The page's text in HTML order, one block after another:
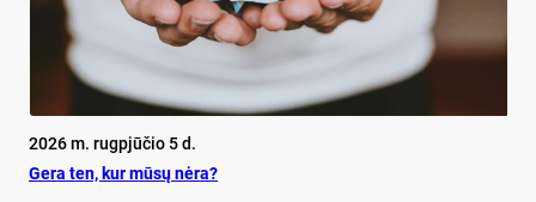
2026 m. rugpjūčio 5 d.
Ge­ra ten, kur mū­sų nė­ra?